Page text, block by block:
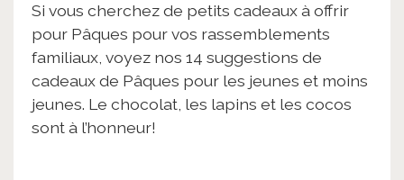
Si vous cherchez de petits cadeaux à offrir
pour Pâques pour vos rassemblements
familiaux, voyez nos 14 suggestions de
cadeaux de Pâques pour les jeunes et moins
jeunes. Le chocolat, les lapins et les cocos
sont à l’honneur!